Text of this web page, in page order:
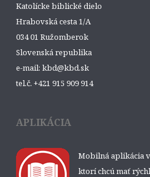
Katolícke biblické dielo
Hrabovská cesta 1/A
034 01 Ružomberok
Slovenská republika
e-mail: kbd@kbd.sk
tel.č. +421 915 909 914
APLIKÁCIA
Mobilná aplikácia
ktorí chcú mať